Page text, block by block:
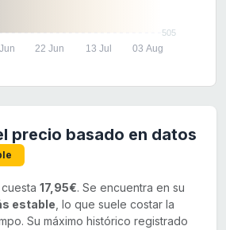
505
22 Jun 13 Jul 03 Aug
precio basado en datos
17,95€. Se encuentra en su
estable , lo que suele costar la
Su máximo histórico registrado